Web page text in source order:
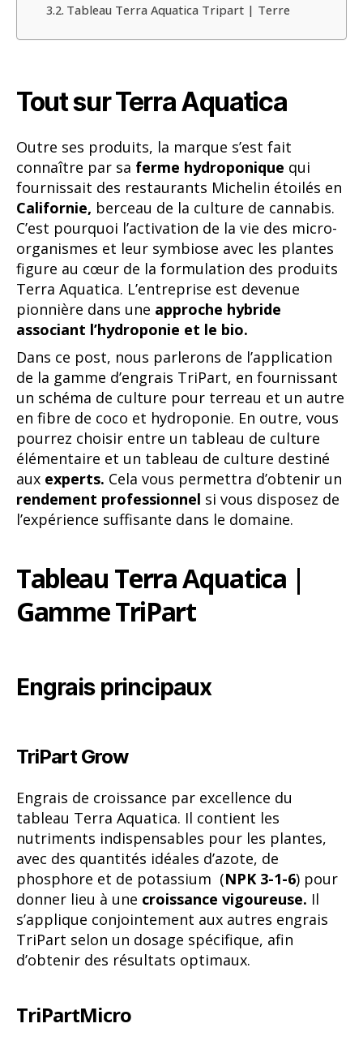
Tableau Terra Aquatica Tripart | Terre
Tout sur Terra Aquatica
Outre ses produits, la marque s’est fait
connaître par sa ferme hydroponique qui
fournissait des restaurants Michelin étoilés en
Californie, berceau de la culture de cannabis.
C’est pourquoi l’activation de la vie des micro-
organismes et leur symbiose avec les plantes
figure au cœur de la formulation des produits
Terra Aquatica. L’entreprise est devenue
pionnière dans une approche hybride
associant l’hydroponie et le bio.
Dans ce post, nous parlerons de l’application
de la gamme d’engrais TriPart, en fournissant
un schéma de culture pour terreau et un autre
en fibre de coco et hydroponie. En outre, vous
pourrez choisir entre un tableau de culture
élémentaire et un tableau de culture destiné
aux experts. Cela vous permettra d’obtenir un
rendement professionnel si vous disposez de
l’expérience suffisante dans le domaine.
Tableau Terra Aquatica |
Gamme TriPart
Engrais principaux
TriPart Grow
Engrais de croissance par excellence du
tableau Terra Aquatica. Il contient les
nutriments indispensables pour les plantes,
avec des quantités idéales d’azote, de
phosphore et de potassium (NPK 3-1-6) pour
donner lieu à une croissance vigoureuse. Il
s’applique conjointement aux autres engrais
TriPart selon un dosage spécifique, afin
d’obtenir des résultats optimaux.
TriPartMicro